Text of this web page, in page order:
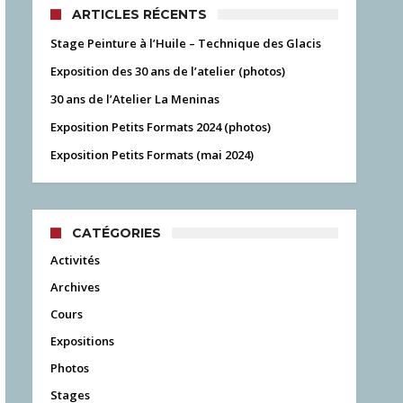
ARTICLES RÉCENTS
Stage Peinture à l’Huile – Technique des Glacis
Exposition des 30 ans de l’atelier (photos)
30 ans de l’Atelier La Meninas
Exposition Petits Formats 2024 (photos)
Exposition Petits Formats (mai 2024)
CATÉGORIES
Activités
Archives
Cours
Expositions
Photos
Stages